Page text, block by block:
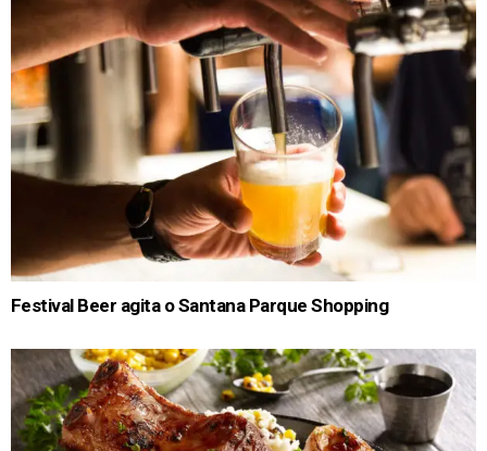
Festival Beer agita o Santana Parque Shopping